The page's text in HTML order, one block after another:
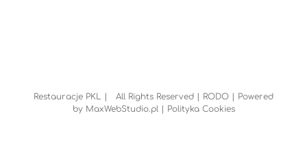
Restauracje PKL | All Rights Reserved | RODO | Powered
by MaxWebStudio.pl| Polityka Cookies